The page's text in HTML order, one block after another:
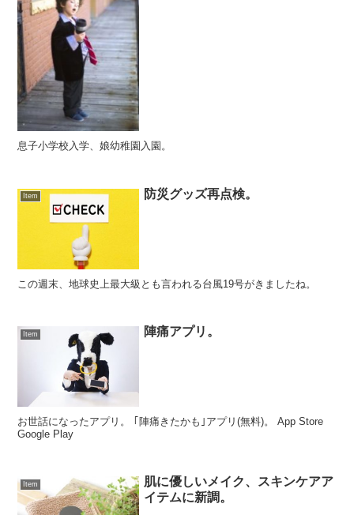
息子小学校入学、娘幼稚園入園。
Item 防災グッズ再点検。
この週末、地球史上最大級とも言われる台風19号がきましたね。
Item 陣痛アプリ。
お世話になったアプリ。 ｢陣痛きたかも｣アプリ(無料)。 App Store
Google Play
Item
肌に優しいメイク、スキンケアア
イテムに新調。